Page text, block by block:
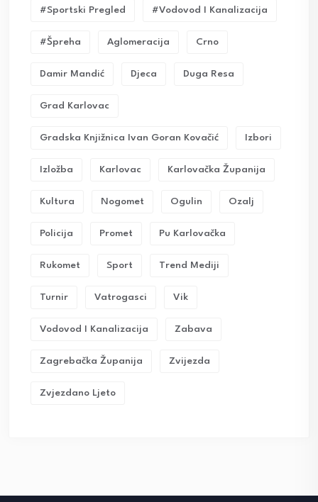
#sportski Pregled #vodovod I Kanalizacija
#Špreha Aglomeracija Crno
Damir Mandić Djeca Duga Resa
Grad Karlovac
Gradska Knjižnica Ivan Goran Kovačić Izbori
Izložba Karlovac Karlovačka Županija
Kultura Nogomet Ogulin Ozalj
Policija Promet Pu Karlovačka
Rukomet Sport Trend Mediji
Turnir Vatrogasci Vik
Vodovod I Kanalizacija Zabava
Zagrebačka Županija Zvijezda
Zvjezdano Ljeto